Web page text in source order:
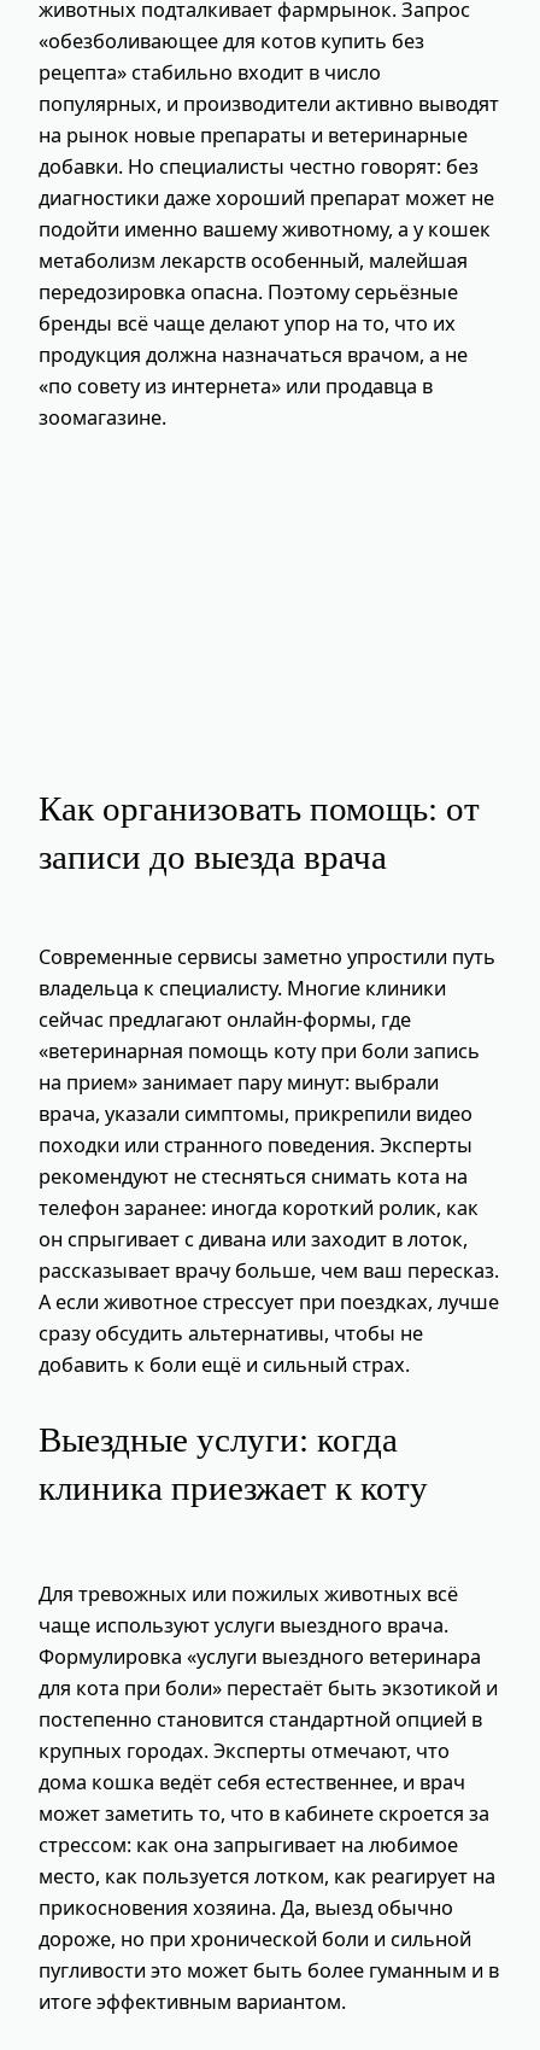
животных подталкивает фармрынок. Запрос
«обезболивающее для котов купить без
рецепта» стабильно входит в число
популярных, и производители активно выводят
на рынок новые препараты и ветеринарные
добавки. Но специалисты честно говорят: без
диагностики даже хороший препарат может не
подойти именно вашему животному, а у кошек
метаболизм лекарств особенный, малейшая
передозировка опасна. Поэтому серьёзные
бренды всё чаще делают упор на то, что их
продукция должна назначаться врачом, а не
«по совету из интернета» или продавца в
зоомагазине.
Как организовать помощь: от
записи до выезда врача
Современные сервисы заметно упростили путь
владельца к специалисту. Многие клиники
сейчас предлагают онлайн‑формы, где
«ветеринарная помощь коту при боли запись
на прием» занимает пару минут: выбрали
врача, указали симптомы, прикрепили видео
походки или странного поведения. Эксперты
рекомендуют не стесняться снимать кота на
телефон заранее: иногда короткий ролик, как
он спрыгивает с дивана или заходит в лоток,
рассказывает врачу больше, чем ваш пересказ.
А если животное стрессует при поездках, лучше
сразу обсудить альтернативы, чтобы не
добавить к боли ещё и сильный страх.
Выездные услуги: когда
клиника приезжает к коту
Для тревожных или пожилых животных всё
чаще используют услуги выездного врача.
Формулировка «услуги выездного ветеринара
для кота при боли» перестаёт быть экзотикой и
постепенно становится стандартной опцией в
крупных городах. Эксперты отмечают, что
дома кошка ведёт себя естественнее, и врач
может заметить то, что в кабинете скроется за
стрессом: как она запрыгивает на любимое
место, как пользуется лотком, как реагирует на
прикосновения хозяина. Да, выезд обычно
дороже, но при хронической боли и сильной
пугливости это может быть более гуманным и в
итоге эффективным вариантом.